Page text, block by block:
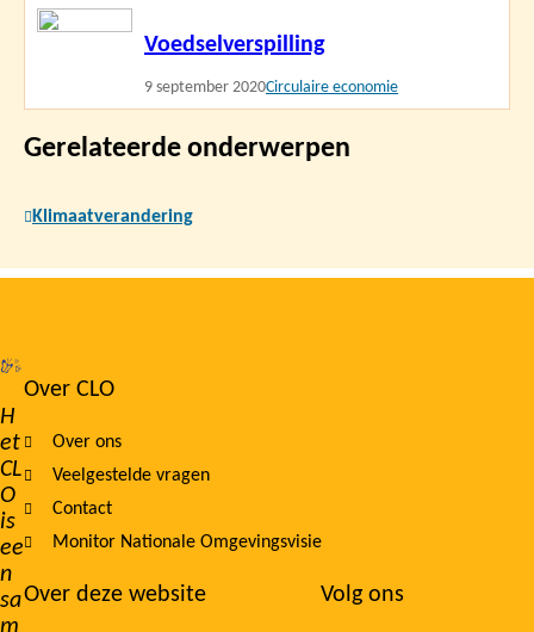
Voedselverspilling
9 september 2020Circulaire economie
Lees
Gerelateerde onderwerpen
Klimaatverandering
H
et
CL
O
is
ee
n
sa
Footer
navigation
Over CLO
Over ons
Veelgestelde vragen
Contact
Monitor Nationale Omgevingsvisie
Over deze website Volg ons